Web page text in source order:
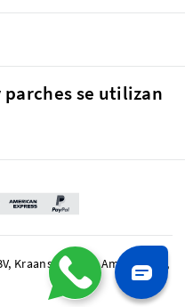
se utilizan
Kraanspoor 50, Amsterdam,